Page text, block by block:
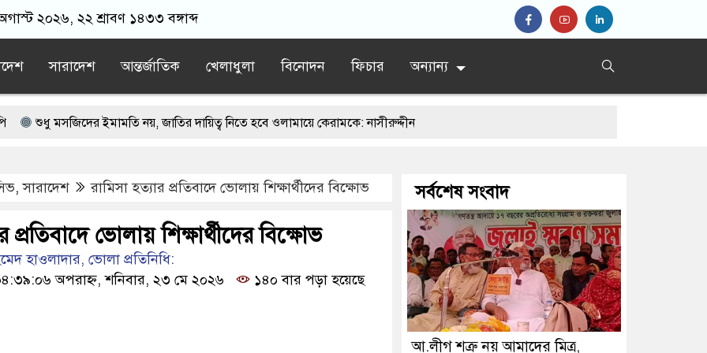
২০২৬, ২২ শ্রাবণ ১৪৩৩ বঙ্গাব্দ
সারাদেশ আন্তর্জাতিক খেলাধুলা বিনোদন ফিচার অন্যান্য
ইমামতি নয়, জাতির দায়িত্ব নিতে হবে ওলামায়ে কেরামকে: নাসীরুদ্দীন
রাশেদ প্রধান মেহেরপুরে অনলাইন ক্যাসিনো মাস্টারমাইন্ড ওয়াসিম হালদার গ্রেপ্তার
ভোটার তালিকা প্রকাশ, ভোট দেবেন ৩৪৯ এমপি
,সারাদেশ রামিসা হত্যার প্রতিবাদে ভোলায় শিক্ষার্থীদের বিক্ষোভ
প্রতিবাদে ভোলায় শিক্ষার্থীদের বিক্ষোভ
হাওলাদার, ভোলা প্রতিনিধি:
অপরাহ্ন, শনিবার, ২৩ মে ২০২৬
১৪০ বার পড়া হয়েছে
সর্বশেষ সংবাদ
আ.লীগ শত্রু নয় আমাদের মিত্র,